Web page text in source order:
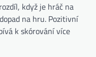
když je hráč na
na hru. Pozitivní
k skórování více